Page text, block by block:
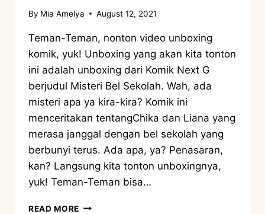
By Mia Amelya August 12, 2021
Teman-Teman, nonton video unboxing
komik, yuk! Unboxing yang akan kita tonton
ini adalah unboxing dari Komik Next G
berjudul Misteri Bel Sekolah. Wah, ada
misteri apa ya kira-kira? Komik ini
menceritakan tentangChika dan Liana yang
merasa janggal dengan bel sekolah yang
berbunyi terus. Ada apa, ya? Penasaran,
kan? Langsung kita tonton unboxingnya,
yuk! Teman-Teman bisa…
READ MORE